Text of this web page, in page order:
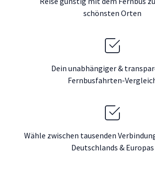
schönsten Orten
Dein unabhängiger &
Fernbusfahrten-
Wähle zwischen tausenden
Deutschlands & Europas